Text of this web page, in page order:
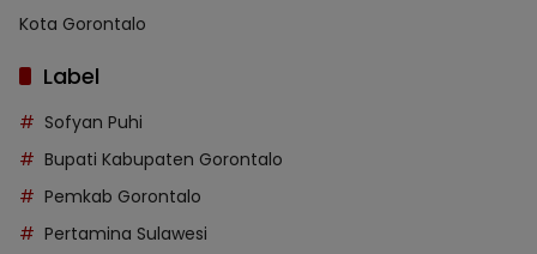
Kota Gorontalo
Label
Sofyan Puhi
Bupati Kabupaten Gorontalo
Pemkab Gorontalo
Pertamina Sulawesi